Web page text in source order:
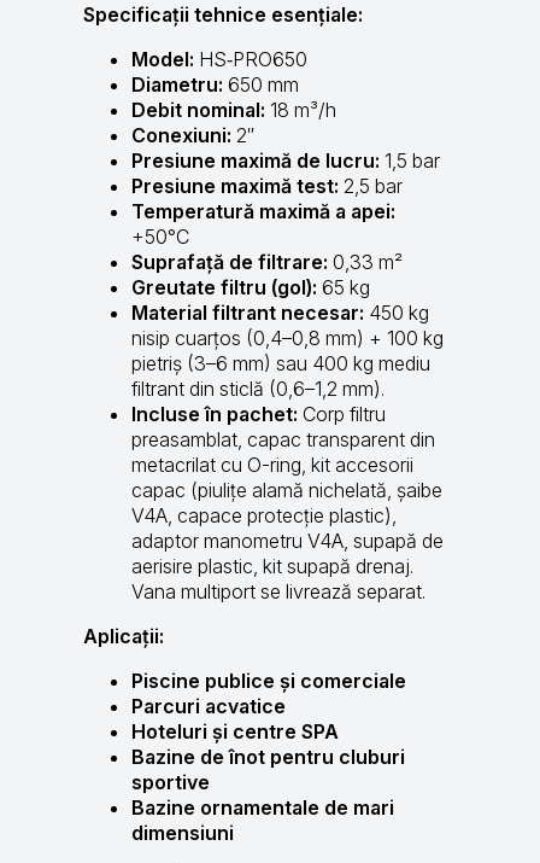
Specificații tehnice esențiale:
Model: HS‑PRO650
Diametru: 650 mm
Debit nominal: 18 m³/h
Conexiuni: 2″
Presiune maximă de lucru: 1,5 bar
Presiune maximă test: 2,5 bar
Temperatură maximă a apei:
+50°C
Suprafață de filtrare: 0,33 m²
Greutate filtru (gol): 65 kg
Material filtrant necesar: 450 kg
nisip cuarțos (0,4–0,8 mm) + 100 kg
pietriș (3–6 mm) sau 400 kg mediu
filtrant din sticlă (0,6–1,2 mm).
Incluse în pachet: Corp filtru
preasamblat, capac transparent din
metacrilat cu O-ring, kit accesorii
capac (piulițe alamă nichelată, șaibe
V4A, capace protecție plastic),
adaptor manometru V4A, supapă de
aerisire plastic, kit supapă drenaj.
Vana multiport se livrează separat.
Aplicații:
Piscine publice și comerciale
Parcuri acvatice
Hoteluri și centre SPA
Bazine de înot pentru cluburi
sportive
Bazine ornamentale de mari
dimensiuni